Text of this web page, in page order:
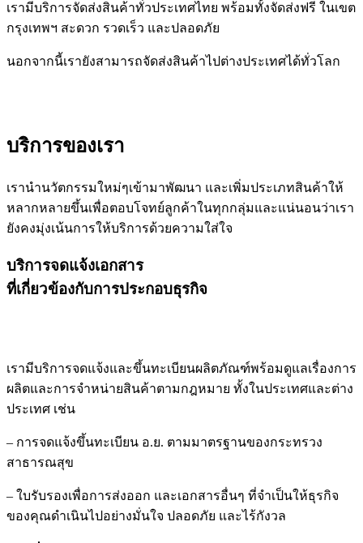
เรามีบริการจัดส่งสินค้าทั่วประเทศไทย พร้อมทั้งจัดส่งฟรี ในเขต
กรุงเทพฯ สะดวก รวดเร็ว และปลอดภัย
นอกจากนี้เรายังสามารถจัดส่งสินค้าไปต่างประเทศได้ทั่วโลก
บริการของเรา
เรานำนวัตกรรมใหม่ๆเข้ามาพัฒนา และเพิ่มประเภทสินค้าให้
หลากหลายขึ้นเพื่อตอบโจทย์ลูกค้าในทุกกลุ่มและแน่นอนว่าเรา
ยังคงมุ่งเน้นการให้บริการด้วยความใส่ใจ
บริการจดแจ้งเอกสาร
ที่เกี่ยวข้องกับการประกอบธุรกิจ
เรามีบริการจดแจ้งและขึ้นทะเบียนผลิตภัณฑ์พร้อมดูแลเรื่องการ
ผลิตและการจำหน่ายสินค้าตามกฎหมาย ทั้งในประเทศและต่าง
ประเทศ เช่น
– การจดแจ้งขึ้นทะเบียน อ.ย. ตามมาตรฐานของกระทรวง
สาธารณสุข
– ใบรับรองเพื่อการส่งออก และเอกสารอื่นๆ ที่จำเป็นให้ธุรกิจ
ของคุณดำเนินไปอย่างมั่นใจ ปลอดภัย และไร้กังวล